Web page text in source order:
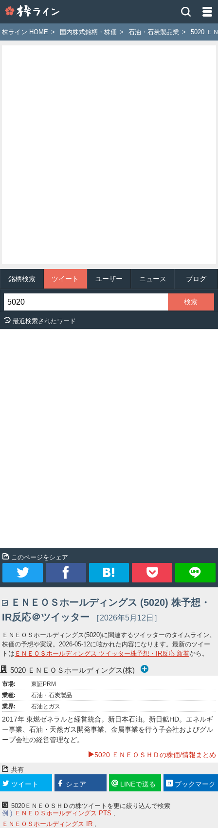
イ
ン
株ライン HOME > 国内株式銘柄・株価 > 石油・石炭製品業 > 5020 Ｅ
銘柄検索 ツイート ユーザー ニュース ブログ
最近検索されたワード
このページをシェア
イ
ー
ト
ェ
ア
ッ
ク
マ
ー
ク
ＥＮＥＯＳホールディングス (5020) 株予想・
IR反応＠ツイッター
［2026年5月12日］
ＥＮＥＯＳホールディングス(5020)に関連するツイッターのタイムライン。
株価の予想や実況。 2026-05-12に呟かれた内容になります。最新のツイー
トは ＥＮＥＯＳホールディングス ツイッター株予想・IR反応 新着から。
5020 ＥＮＥＯＳホールディングス(株)
市場:
東証PRM
業種:
石油・石炭製品
業界:
石油とガス
2017年 東燃ゼネラルと経営統合。新日本石油。新日鉱HD。エネルギ
ー事業、石油・天然ガス開発事業、金属事業を行う子会社およびグル
ープ会社の経営管理など。
5020 ＥＮＥＯＳＨＤの株価/情報まとめ
共有
ツイート シェア LINEで送る ブックマーク
5020ＥＮＥＯＳＨＤの株ツイートを更に絞り込んで検索
例
ＥＮＥＯＳホールディングス PTS
ＥＮＥＯＳホールディングス IR